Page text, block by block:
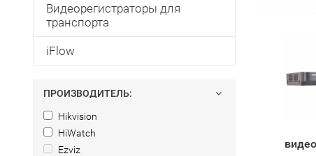
Видеорегистраторы для
транспорта
iFlow
ПРОИЗВОДИТЕЛЬ:
Hikvision
HiWatch
Ezviz